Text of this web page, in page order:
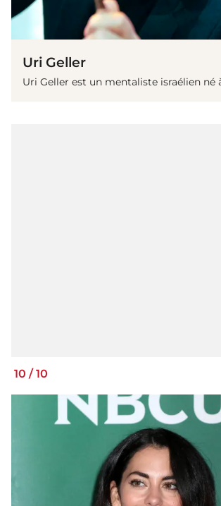
Uri Geller
Uri Geller est un mentaliste israélien né
10 /10